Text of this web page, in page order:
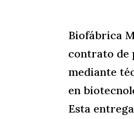
Biofábrica
contrato de
mediante
en
Esta